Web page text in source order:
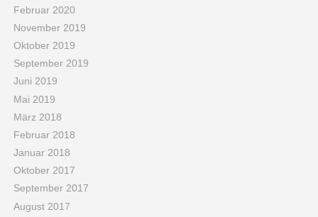
Februar 2020
November 2019
Oktober 2019
September 2019
Juni 2019
Mai 2019
März 2018
Februar 2018
Januar 2018
Oktober 2017
September 2017
August 2017